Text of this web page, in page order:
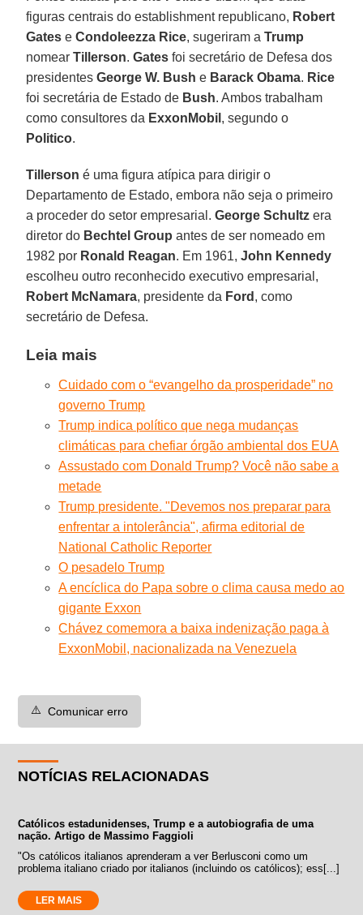
figuras centrais do establishment republicano, Robert
Gates eCondoleezza Rice, sugeriram aTrump
nomearTillerson.Gates foi secretário de Defesa dos
presidentesGeorge W. Bush e Barack Obama. Rice
foi secretária de Estado de Bush. Ambos trabalham
como consultores da ExxonMobil , segundo o
Politico.
Tillerson é uma figura atípica para dirigir o
Departamento de Estado, embora não seja o primeiro
a proceder do setor empresarial.George Schultz era
diretor do Bechtel Group antes de ser nomeado em
1982 por Ronald Reagan. Em 1961,John Kennedy
escolheu outro reconhecido executivo empresarial,
Robert McNamara, presidente da Ford , como
secretário de Defesa.
Leia mais
Cuidado com o “evangelho da prosperidade” no
governo Trump
Trump indica político que nega mudanças
climáticas para chefiar órgão ambiental dos EUA
Assustado com Donald Trump? Você não sabe a
metade
Trump presidente. "Devemos nos preparar para
enfrentar a intolerância", afirma editorial de
National Catholic Reporter
O pesadelo Trump
A encíclica do Papa sobre o clima causa medo ao
gigante Exxon
Chávez comemora a baixa indenização paga à
ExxonMobil, nacionalizada na Venezuela
⚠️ Comunicar erro
NOTÍCIAS RELACIONADAS
Católicos estadunidenses, Trump e a autobiografia de uma
nação. Artigo de Massimo Faggioli
"Os católicos italianos aprenderam a ver Berlusconi como um
problema italiano criado por italianos (incluindo os católicos); ess[...]
LER MAIS